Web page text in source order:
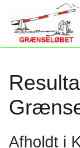
Skip to main
Afholdt i